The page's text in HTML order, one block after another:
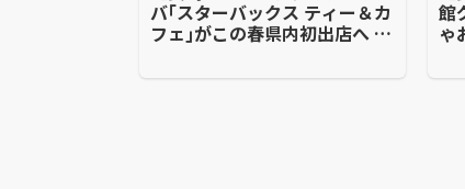
バ｢スターバックス ティー＆カ
フェ｣がこの春県内初出店へ ア
館
ゃ